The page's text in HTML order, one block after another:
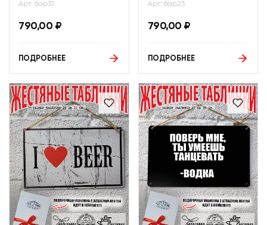
Арт: бар37
790,00 ₽
ПОДРОБНЕЕ
Арт: бар23
790,00 ₽
ПОДРОБНЕЕ